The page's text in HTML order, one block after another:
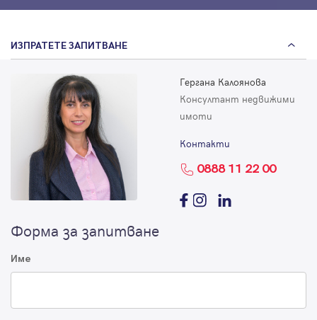
ИЗПРАТЕТЕ ЗАПИТВАНЕ
Гергана Калоянова
Консултант недвижими
имоти
Контакти
0888 11 22 00
Форма за запитване
Име